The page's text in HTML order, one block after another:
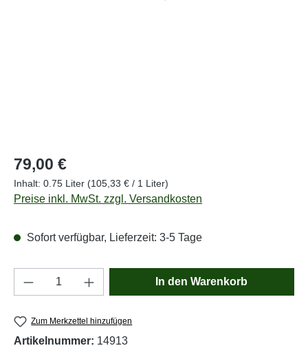
Regulärer Preis:
79,00 €
Inhalt: 0.75 Liter (105,33 € / 1 Liter)
Preise inkl. MwSt. zzgl. Versandkosten
Sofort verfügbar, Lieferzeit: 3-5 Tage
Produkt Anzahl: Gib den gewünschten
In den Warenkorb
Zum Merkzettel hinzufügen
Artikelnummer: 14913